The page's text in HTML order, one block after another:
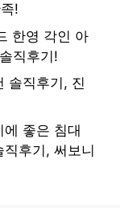
!
한영 각인 아
직후기!
솔직후기, 진
좋은 침대
후기, 써보니